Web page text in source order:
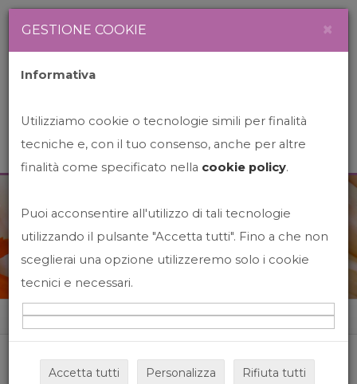
News&Events
Home News&events
GESTIONE COOKIE ×
Informativa
Utilizziamo cookie o tecnologie simili per finalità
tecniche e, con il tuo consenso, anche per altre
finalità come specificato nella cookie policy.
Puoi acconsentire all'utilizzo di tali tecnologie
utilizzando il pulsante "Accetta tutti". Fino a che non
sceglierai una opzione utilizzeremo solo i cookie
tecnici e necessari.
Accetta tutti Personalizza Rifiuta tutti